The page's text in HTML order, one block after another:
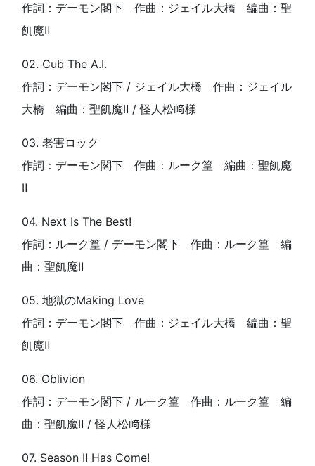
作詞：デーモン閣下 作曲：ジェイル大橋 編曲：聖
飢魔Ⅱ
02. Cub The A.I.
作詞：デーモン閣下 / ジェイル大橋 作曲：ジェイル
大橋 編曲：聖飢魔Ⅱ / 怪人松﨑様
03. 老害ロック
作詞：デーモン閣下 作曲：ルーク篁 編曲：聖飢魔
Ⅱ
04. Next Is The Best!
作詞：ルーク篁 / デーモン閣下 作曲：ルーク篁 編
曲：聖飢魔Ⅱ
05. 地獄のMaking Love
作詞：デーモン閣下 作曲：ジェイル大橋 編曲：聖
飢魔Ⅱ
06. Oblivion
作詞：デーモン閣下 / ルーク篁 作曲：ルーク篁 編
曲：聖飢魔Ⅱ / 怪人松﨑様
07. Season Ⅱ Has Come!